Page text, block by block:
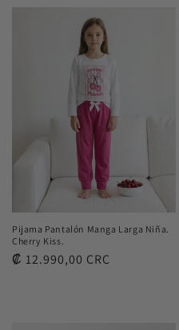
Pijama Pantalón Manga Larga Niña.
Cherry Kiss.
Precio
₡ 12.990,00 CRC